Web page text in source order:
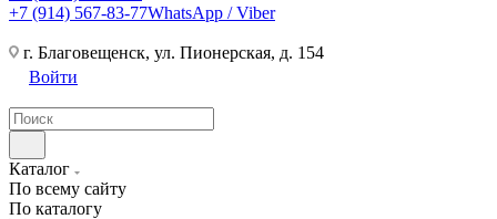
+7 (914) 567-83-77WhatsApp / Viber
г. Благовещенск, ул. Пионерская, д. 154
Войти
Каталог
По всему сайту
По каталогу